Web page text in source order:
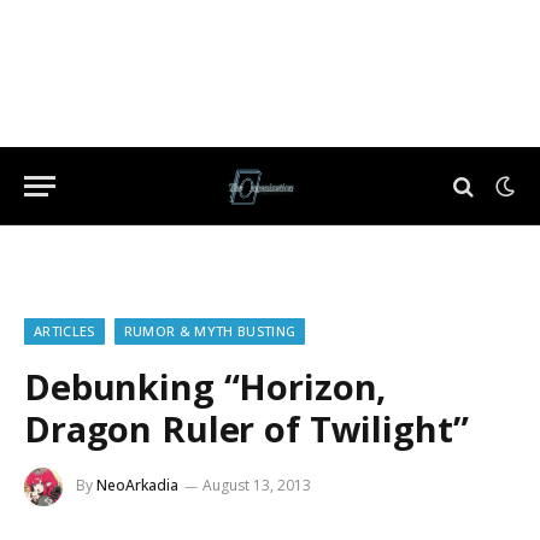
ARTICLES RUMOR & MYTH BUSTING
Debunking “Horizon,
Dragon Ruler of Twilight”
ByNeoArkadia August 13, 2013